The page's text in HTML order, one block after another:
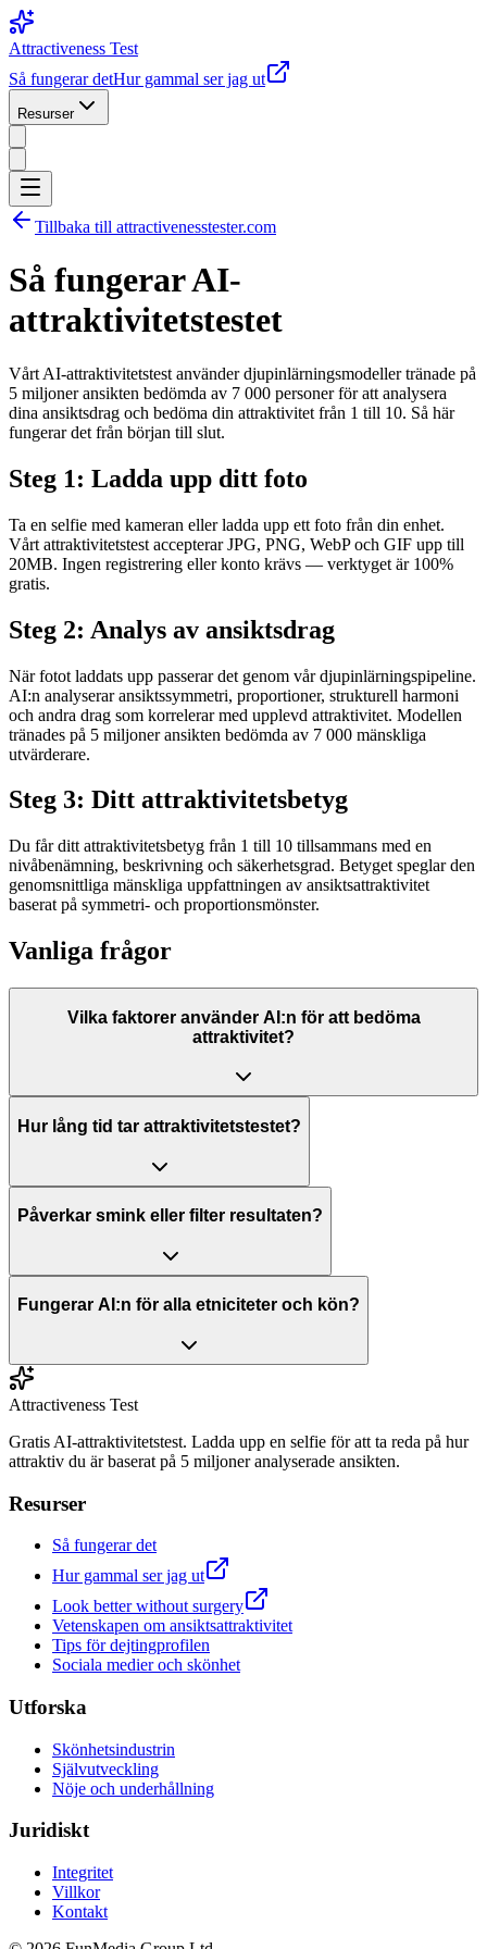
Attractiveness Test
Så fungerar detHur gammal ser jag ut
Resurser
Tillbaka till attractivenesstester.com
Så fungerar AI-
attraktivitetstestet
Vårt AI-attraktivitetstest använder djupinlärningsmodeller tränade på
5 miljoner ansikten bedömda av 7 000 personer för att analysera
dina ansiktsdrag och bedöma din attraktivitet från 1 till 10. Så här
fungerar det från början till slut.
Steg 1: Ladda upp ditt foto
Ta en selfie med kameran eller ladda upp ett foto från din enhet.
Vårt attraktivitetstest accepterar JPG, PNG, WebP och GIF upp till
20MB. Ingen registrering eller konto krävs — verktyget är 100%
gratis.
Steg 2: Analys av ansiktsdrag
När fotot laddats upp passerar det genom vår djupinlärningspipeline.
AI:n analyserar ansiktssymmetri, proportioner, strukturell harmoni
och andra drag som korrelerar med upplevd attraktivitet. Modellen
tränades på 5 miljoner ansikten bedömda av 7 000 mänskliga
utvärderare.
Steg 3: Ditt attraktivitetsbetyg
Du får ditt attraktivitetsbetyg från 1 till 10 tillsammans med en
nivåbenämning, beskrivning och säkerhetsgrad. Betyget speglar den
genomsnittliga mänskliga uppfattningen av ansiktsattraktivitet
baserat på symmetri- och proportionsmönster.
Vanliga frågor
Vilka faktorer använder AI:n för att bedöma
attraktivitet?
Hur lång tid tar attraktivitetstestet?
Påverkar smink eller filter resultaten?
Fungerar AI:n för alla etniciteter och kön?
Attractiveness Test
Gratis AI-attraktivitetstest. Ladda upp en selfie för att ta reda på hur
attraktiv du är baserat på 5 miljoner analyserade ansikten.
Resurser
Så fungerar det
Hur gammal ser jag ut
Look better without surgery
Vetenskapen om ansiktsattraktivitet
Tips för dejtingprofilen
Sociala medier och skönhet
Utforska
Skönhetsindustrin
Självutveckling
Nöje och underhållning
Juridiskt
Integritet
Villkor
Kontakt